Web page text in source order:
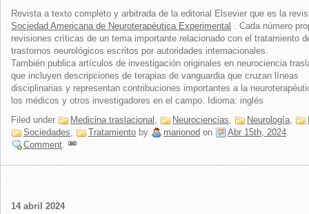
Revista a texto completo y arbitrada de la editorial Elsevier que es la
Sociedad Americana de Neuroterapéutica Experimental . Cada número
revisiones críticas de un tema importante relacionado con el tratamiento
trastornos neurológicos escritos por autoridades internacionales.
También publica artículos de investigación originales en neurociencia
que incluyen descripciones de terapias de vanguardia que cruzan líneas
disciplinarias y representan contribuciones importantes a la
los médicos y otros investigadores en el campo. Idioma: inglés
Filed under
Medicina traslacional , Neurociencias, Neurología,
Sociedades, Tratamiento by marionod on Abr 15th, 2024.
Comment.
14 abril 2024